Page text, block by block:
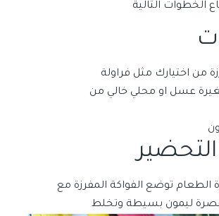
الخطوات التالية
من اختيارك مثل فراولة
عسل او محلي خالي من
توضع الفواكة المفرزة مع
ليمون بسيطة وتخلط